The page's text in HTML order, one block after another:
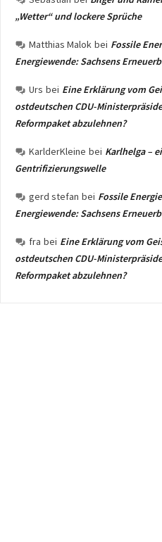
„Wetter“ und lockere Sprüche
Matthias Malok bei Fossile
Energiewende: Sachsens
Urs bei Eine Erklärung vom
ostdeutschen CDU-
Reformpaket abzulehnen?
KarlderKleine bei Karlhelga –
Gentrifizierungswelle
gerd stefan bei Fossile
Energiewende: Sachsens
fra bei Eine Erklärung vom
ostdeutschen CDU-
Reformpaket abzulehnen?